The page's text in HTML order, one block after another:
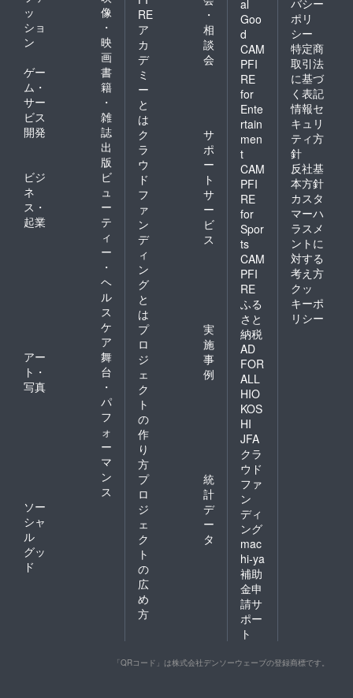
ッ
ショ
ン
像
・
映
画
ゲー
ム・
サー
ビス
開発
書
籍
・
雑
誌
出
版
ビジ
ネ
ス・
起業
ビ
ュ
ー
テ
ィ
ー
・
ヘ
ル
ス
ケ
ア
アー
ト・
写真
舞
台
・
パ
フ
ォ
ー
マ
ン
ス
ソー
シャ
ル
グッ
ド
RE
ア
カ
デ
ミ
ー
と
は
・
相
談
会
ク
ラ
ウ
ド
フ
ァ
ン
デ
ィ
ン
グ
と
は
サ
ポ
ー
ト
サ
ー
ビ
ス
プ
ロ
ジ
ェ
ク
ト
の
作
り
方
実
施
事
例
プ
ロ
ジ
ェ
ク
ト
の
広
め
方
統
計
デ
ー
タ
al
Goo
d
CAM
PFI
RE
for
Ente
rtain
men
t
CAM
PFI
RE
for
Spor
ts
CAM
PFI
RE
ふる
さと
納税
AD
FOR
ALL
HIO
KOS
HI
JFA
クラ
ウド
ファ
ン
ディ
ング
mac
hi-ya
補助
金申
請サ
ポー
ト
バシー
ポリ
シー
特定商
取引法
に基づ
く表記
情報セ
キュリ
ティ方
針
反社基
本方針
カスタ
マーハ
ラスメ
ントに
対する
考え方
クッ
キーポ
リシー
「QRコード」は株式会社デンソーウェーブの登録商標です。